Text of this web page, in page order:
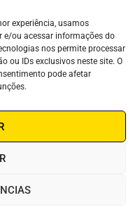
experiência, usamos
e/ou acessar informações do
nos permite processar
ou IDs exclusivos neste site. O
pode afetar
Contato
Como
ajudar
Linha Ética
ENVIAR
⟶